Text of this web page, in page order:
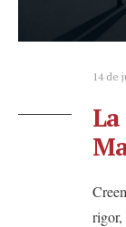
14 de
rigor,